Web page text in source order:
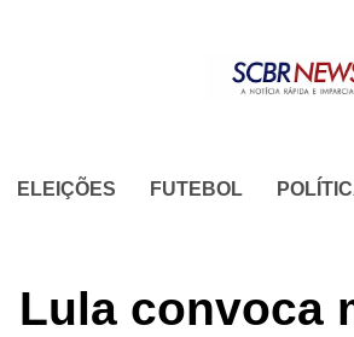
ELEIÇÕES FUTEBOL
Lula convoca